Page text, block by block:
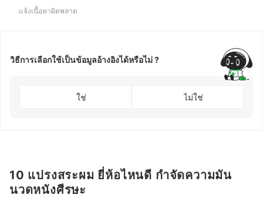
แจ้งเนื้อหาผิดพลาด
วิธีการเลือกใช้เป็นข้อมูลอ้างอิงได้หรือไม่ ?
ใช่ ไม่ใช่
10 แปรงสระผม ยี่ห้อไหนดี กำจัดความมัน
นวดหนังศีรษะ